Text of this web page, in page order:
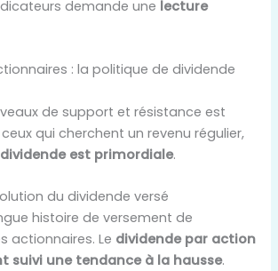
demande une lecture
: la politique de dividende
de support et résistance est
qui cherchent un revenu régulier,
est primordiale.
du dividende versé
histoire de versement de
actionnaires. Le dividende par action
suivi une tendance à la hausse.